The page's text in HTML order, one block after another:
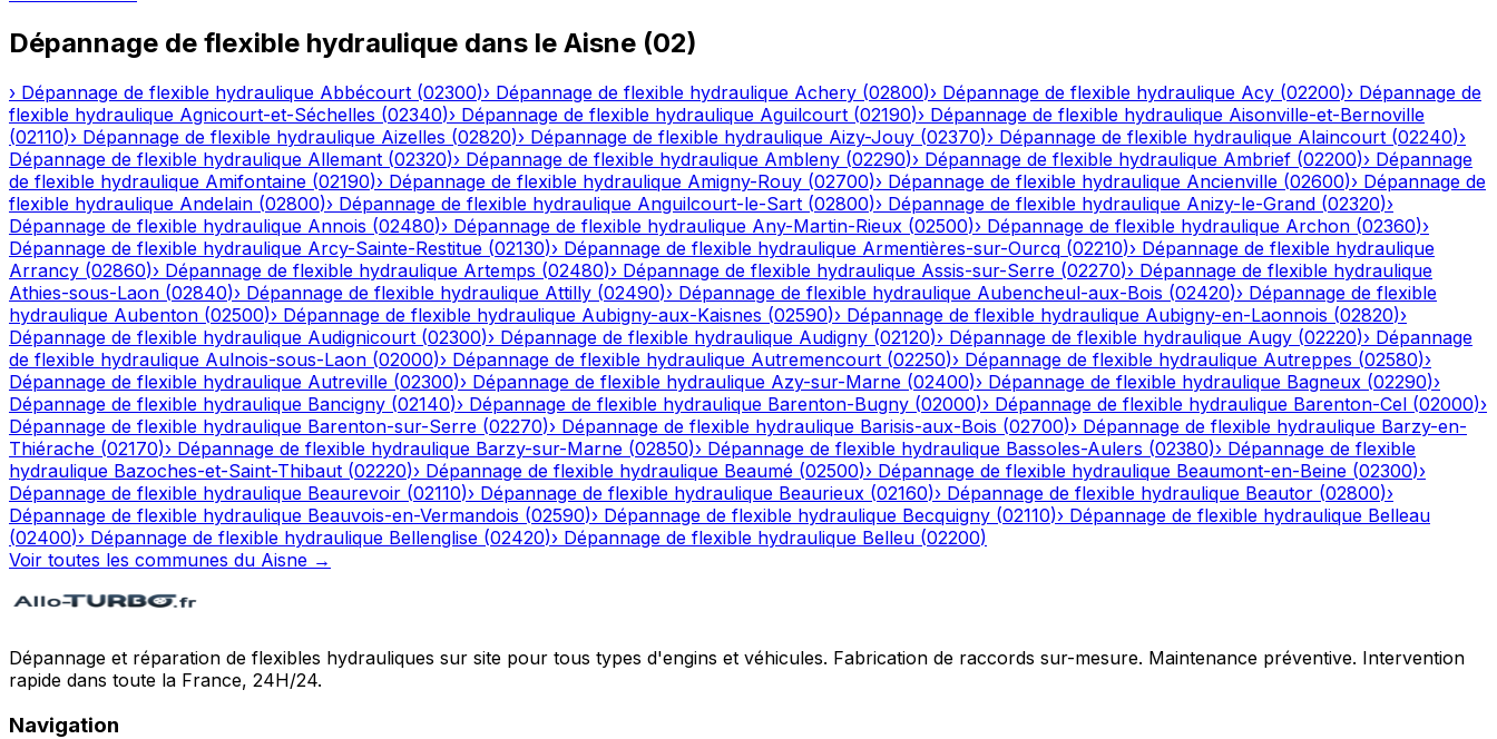
Dépannage de flexible hydraulique dans le Aisne (02)
› Dépannage de flexible hydraulique Abbécourt (02300)› Dépannage de flexible hydraulique Achery (02800)› Dépannage de flexible hydraulique Acy (02200)› Dépannage de
flexible hydraulique Agnicourt-et-Séchelles (02340)› Dépannage de flexible hydraulique Aguilcourt (02190)› Dépannage de flexible hydraulique Aisonville-et-Bernoville
(02110)› Dépannage de flexible hydraulique Aizelles (02820)› Dépannage de flexible hydraulique Aizy-Jouy (02370)› Dépannage de flexible hydraulique Alaincourt (02240)›
Dépannage de flexible hydraulique Allemant (02320)› Dépannage de flexible hydraulique Ambleny (02290)› Dépannage de flexible hydraulique Ambrief (02200)› Dépannage
de flexible hydraulique Amifontaine (02190)› Dépannage de flexible hydraulique Amigny-Rouy (02700)› Dépannage de flexible hydraulique Ancienville (02600)› Dépannage de
flexible hydraulique Andelain (02800)› Dépannage de flexible hydraulique Anguilcourt-le-Sart (02800)› Dépannage de flexible hydraulique Anizy-le-Grand (02320)›
Dépannage de flexible hydraulique Annois (02480)› Dépannage de flexible hydraulique Any-Martin-Rieux (02500)› Dépannage de flexible hydraulique Archon (02360)›
Dépannage de flexible hydraulique Arcy-Sainte-Restitue (02130)› Dépannage de flexible hydraulique Armentières-sur-Ourcq (02210)› Dépannage de flexible hydraulique
Arrancy (02860)› Dépannage de flexible hydraulique Artemps (02480)› Dépannage de flexible hydraulique Assis-sur-Serre (02270)› Dépannage de flexible hydraulique
Athies-sous-Laon (02840)› Dépannage de flexible hydraulique Attilly (02490)› Dépannage de flexible hydraulique Aubencheul-aux-Bois (02420)› Dépannage de flexible
hydraulique Aubenton (02500)› Dépannage de flexible hydraulique Aubigny-aux-Kaisnes (02590)› Dépannage de flexible hydraulique Aubigny-en-Laonnois (02820)›
Dépannage de flexible hydraulique Audignicourt (02300)› Dépannage de flexible hydraulique Audigny (02120)› Dépannage de flexible hydraulique Augy (02220)› Dépannage
de flexible hydraulique Aulnois-sous-Laon (02000)› Dépannage de flexible hydraulique Autremencourt (02250)› Dépannage de flexible hydraulique Autreppes (02580)›
Dépannage de flexible hydraulique Autreville (02300)› Dépannage de flexible hydraulique Azy-sur-Marne (02400)› Dépannage de flexible hydraulique Bagneux (02290)›
Dépannage de flexible hydraulique Bancigny (02140)› Dépannage de flexible hydraulique Barenton-Bugny (02000)› Dépannage de flexible hydraulique Barenton-Cel (02000)›
Dépannage de flexible hydraulique Barenton-sur-Serre (02270)› Dépannage de flexible hydraulique Barisis-aux-Bois (02700)› Dépannage de flexible hydraulique Barzy-en-
Thiérache (02170)› Dépannage de flexible hydraulique Barzy-sur-Marne (02850)› Dépannage de flexible hydraulique Bassoles-Aulers (02380)› Dépannage de flexible
hydraulique Bazoches-et-Saint-Thibaut (02220)› Dépannage de flexible hydraulique Beaumé (02500)› Dépannage de flexible hydraulique Beaumont-en-Beine (02300)›
Dépannage de flexible hydraulique Beaurevoir (02110)› Dépannage de flexible hydraulique Beaurieux (02160)› Dépannage de flexible hydraulique Beautor (02800)›
Dépannage de flexible hydraulique Beauvois-en-Vermandois (02590)› Dépannage de flexible hydraulique Becquigny (02110)› Dépannage de flexible hydraulique Belleau
(02400)› Dépannage de flexible hydraulique Bellenglise (02420)› Dépannage de flexible hydraulique Belleu (02200)
Voir toutes les communes du Aisne →
Dépannage et réparation de flexibles hydrauliques sur site pour tous types d'engins et véhicules. Fabrication de raccords sur-mesure. Maintenance préventive. Intervention
rapide dans toute la France, 24H/24.
Navigation